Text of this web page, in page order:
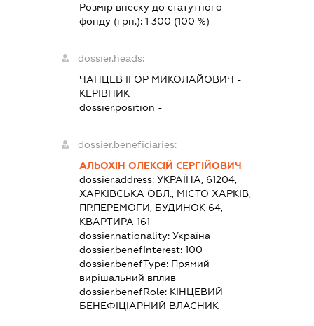
Розмір внеску до статутного
фонду (грн.): 1 300 (100 %)
dossier.heads:
ЧАНЦЕВ ІГОР МИКОЛАЙОВИЧ -
КЕРІВНИК
dossier.position -
dossier.beneficiaries:
АЛЬОХІН ОЛЕКСІЙ СЕРГІЙОВИЧ
dossier.address: УКРАЇНА, 61204,
ХАРКІВСЬКА ОБЛ., МІСТО ХАРКІВ,
ПР.ПЕРЕМОГИ, БУДИНОК 64,
КВАРТИРА 161
dossier.nationality: Україна
dossier.benefInterest: 100
dossier.benefType: Прямий
вирішальний вплив
dossier.benefRole: КІНЦЕВИЙ
БЕНЕФІЦІАРНИЙ ВЛАСНИК